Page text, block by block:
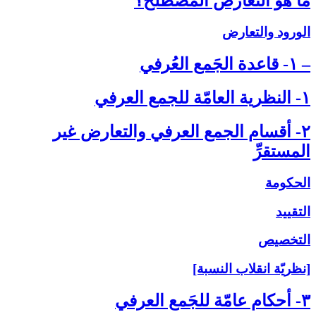
الورود والتعارض
– ۱- قاعدة الجَمع العُرفي‏
۱- النظرية العامّة للجمع العرفي‏
۲- أقسام الجمع العرفي والتعارض غير
المستقرِّ
الحكومة
التقييد
التخصيص
[نظريّة انقلاب النسبة]
۳- أحكام عامّة للجَمع العرفي‏